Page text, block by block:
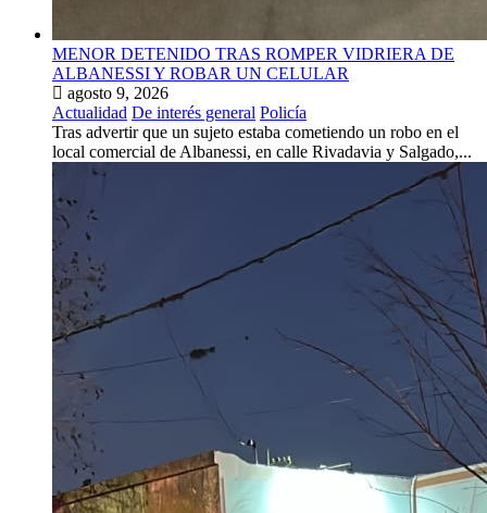
MENOR DETENIDO TRAS ROMPER VIDRIERA DE
ALBANESSI Y ROBAR UN CELULAR
agosto 9, 2026
Actualidad De interés general Policía
Tras advertir que un sujeto estaba cometiendo un robo en el
local comercial de Albanessi, en calle Rivadavia y Salgado,...